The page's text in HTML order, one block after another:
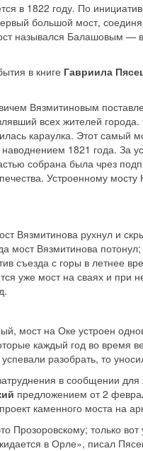
в 1822 году. По
большой мост,
назывался Балашовым — в
в книге Гавриила
Вязмитиновым
всех жителей
караулка. Этот самый
1821 года. За
собрана была чрез
Устроенному
Вязмитинова рухнул и
мост Вязмитинова
съезда с горы в летнее
уже мост на сваях и
мост на Оке устроен
каждый год во время
разобрать, то
в сообщении
предложением от 2
каменного моста на
Прозоровскому; только
в Орле», писал